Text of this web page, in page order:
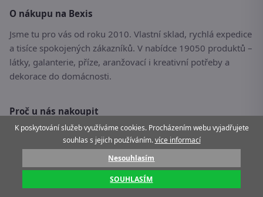
O nákupu na Bexis
Jsme tu pro vás od roku 2010. Vlastní sklad, rychlá expedice
a tisíce spokojených zákazníků. V nabídce 19050 produktů –
látky, galanterie, příze, aranžovací i kreativní potřeby a
dekorace do domácnosti.
Proč u nás nakoupit
Doprava zdarma nad limit
14 dní na vrácení i výměnu
Skladem 82487 ks
Množstevní slevy 5–10 %
K poskytování služeb využíváme cookies. Procházením webu vyjadřujete
souhlas s jejich používáním.více informací
Nesouhlasím
SOUHLASÍM